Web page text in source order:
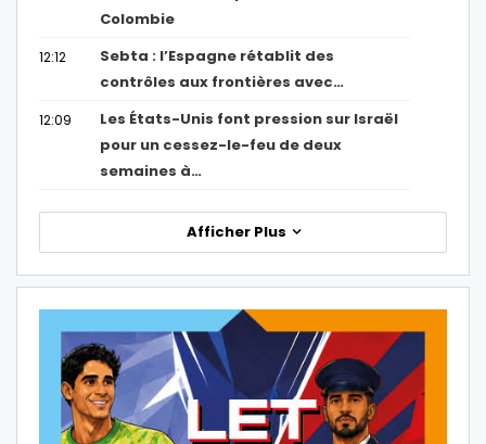
Colombie
12:12
Sebta : l’Espagne rétablit des
contrôles aux frontières avec…
12:09
Les États-Unis font pression sur Israël
pour un cessez-le-feu de deux
semaines à…
Afficher Plus